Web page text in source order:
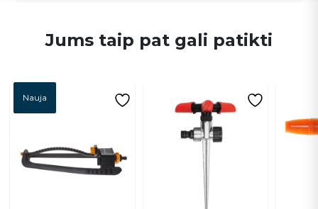
Jums taip pat gali patikti
Nauja